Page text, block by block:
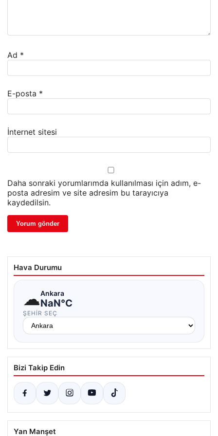
Ad *
E-posta *
İnternet sitesi
Daha sonraki yorumlarımda kullanılması için adım, e-
posta adresim ve site adresim bu tarayıcıya
kaydedilsin.
Hava Durumu
☁Ankara
NaN°C
ŞEHIR SEÇ
Bizi Takip Edin
Yan Manşet